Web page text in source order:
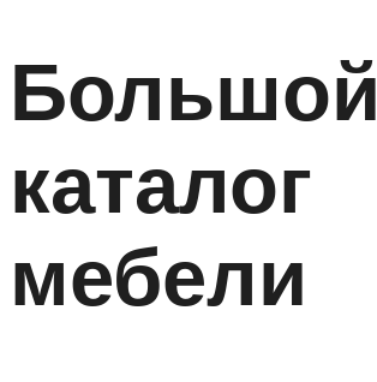
Большой
каталог
мебели